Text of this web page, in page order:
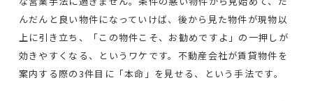
んだんと良い物件になっていけば、後から見た物件が現物以
上に引き立ち、「この物件こそ、お勧めですよ」の一押しが
効きやすくなる、というワケです。不動産会社が賃貸物件を
案内する際の3件目に「本命」を見せる、という手法です。